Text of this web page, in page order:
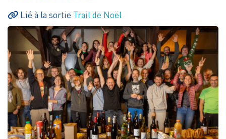
Lié à la sortie Trail de Noël